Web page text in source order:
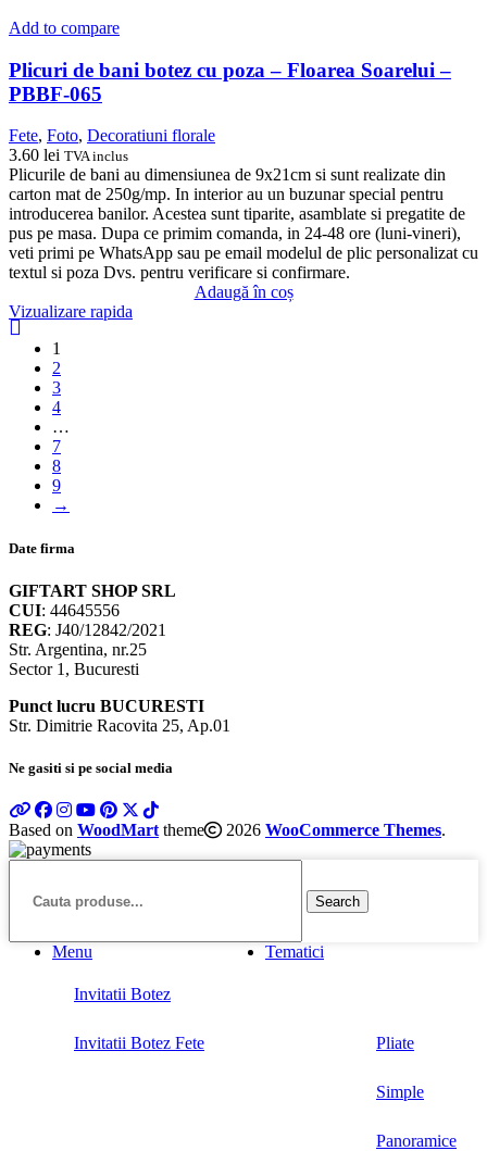
Add to compare
Plicuri de bani botez cu poza – Floarea Soarelui –
PBBF-065
Fete, Foto, Decoratiuni florale
3.60 lei TVA inclus
Plicurile de bani au dimensiunea de 9x21cm si sunt realizate din
carton mat de 250g/mp. In interior au un buzunar special pentru
introducerea banilor. Acestea sunt tiparite, asamblate si pregatite de
pus pe masa. Dupa ce primim comanda, in 24-48 ore (luni-vineri),
veti primi pe WhatsApp sau pe email modelul de plic personalizat cu
textul si poza Dvs. pentru verificare si confirmare.
Adaugă în coș
Vizualizare rapida
1
2
3
4
…
7
8
9
→
Date firma
GIFTART SHOP SRL
CUI: 44645556
REG: J40/12842/2021
Str. Argentina, nr.25
Sector 1, Bucuresti
Punct lucru BUCURESTI
Str. Dimitrie Racovita 25, Ap.01
Ne gasiti si pe social media
Based on WoodMart theme 2026 WooCommerce Themes.
Search
Menu Tematici
Invitatii Botez
Invitatii Botez Fete Pliate
Simple
Panoramice